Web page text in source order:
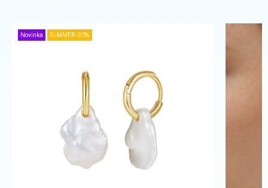
Novinka SUMMER -30%